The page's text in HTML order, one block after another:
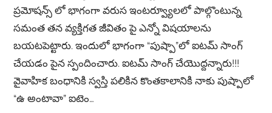
ప్రమోషన్స్ లో భాగంగా వరుస ఇంటర్వ్యూలలో పాల్గొంటున్న
సమంత తన వ్యక్తిగత జీవితం పై ఎన్నో విషయాలను
బయటపెట్టారు. ఇందులో భాగంగా “పుష్పా”లో ఐటమ్ సాంగ్
చేయడం పైన స్పందించారు. ఐటమ్ సాంగ్ చేయొద్దన్నారు!!!
వైవాహిక బంధానికి స్వస్తి పలికిన కొంతకాలానికి నాకు పుష్పాలో
“ఉ అంటావా” ఐటెం…